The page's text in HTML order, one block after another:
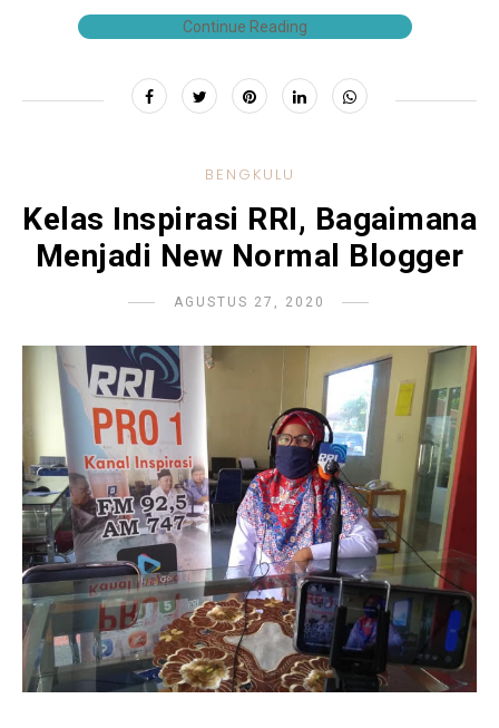
Continue Reading
BENGKULU
Kelas Inspirasi RRI, Bagaimana
Menjadi New Normal Blogger
AGUSTUS 27, 2020